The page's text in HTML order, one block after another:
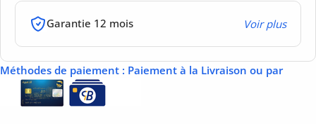
Garantie 12 mois Voir plus
Méthodes de paiement : Paiement à la Livraison ou par